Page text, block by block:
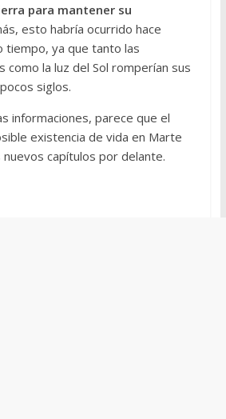
para mantener su
esto habría ocurrido hace
tiempo, ya que tanto las
como la luz del Sol romperían sus
siglos.
informaciones, parece que el
existencia de vida en Marte
capítulos por delante.